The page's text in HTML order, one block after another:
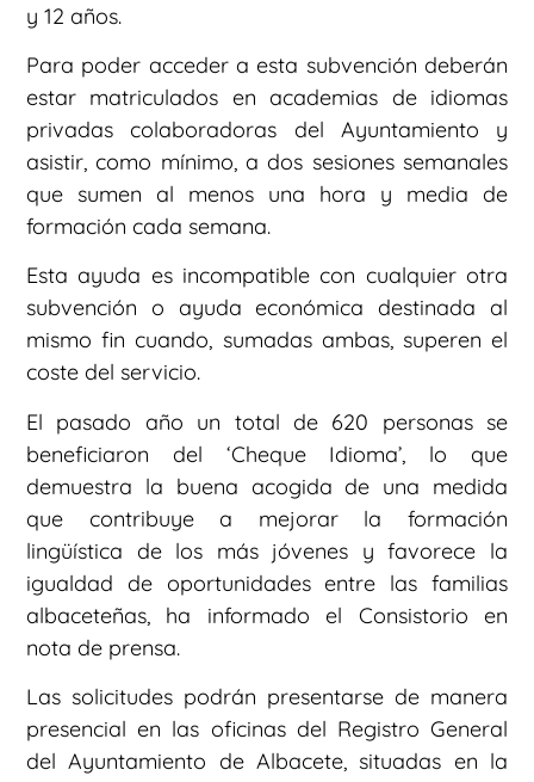
y 12 años.
Para poder acceder a esta subvención deberán
estar matriculados en academias de idiomas
privadas colaboradoras del Ayuntamiento y
asistir, como mínimo, a dos sesiones semanales
que sumen al menos una hora y media de
formación cada semana.
Esta ayuda es incompatible con cualquier otra
subvención o ayuda económica destinada al
mismo fin cuando, sumadas ambas, superen el
coste del servicio.
El pasado año un total de 620 personas se
beneficiaron del ‘Cheque Idioma’, lo que
demuestra la buena acogida de una medida
que contribuye a mejorar la formación
lingüística de los más jóvenes y favorece la
igualdad de oportunidades entre las familias
albaceteñas, ha informado el Consistorio en
nota de prensa.
Las solicitudes podrán presentarse de manera
presencial en las oficinas del Registro General
del Ayuntamiento de Albacete, situadas en la